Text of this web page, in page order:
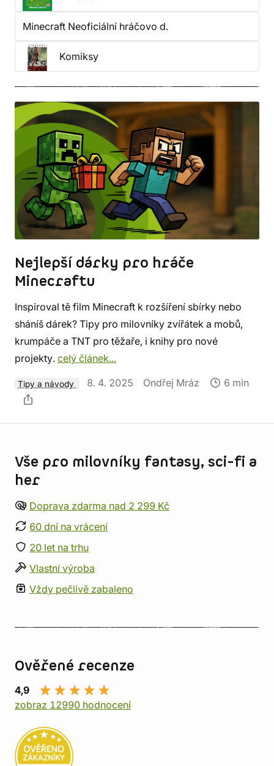
Minecraft Neoficiální hráčovo d.
Komiksy
Nejlepší dárky pro hráče
Minecraftu
Inspiroval tě film Minecraft k rozšíření sbírky nebo
sháníš dárek? Tipy pro milovníky zvířátek a mobů,
krumpáče a TNT pro těžaře, i knihy pro nové
projekty. celý článek...
Tipy a návody 8. 4. 2025 Ondřej Mráz 6 min
Vše pro milovníky fantasy, sci-fi a
her
Doprava zdarma nad 2 299 Kč
60 dní na vrácení
20 let na trhu
Vlastní výroba
Vždy pečlivě zabaleno
Ověřené recenze
4,9
zobraz 12990 hodnocení